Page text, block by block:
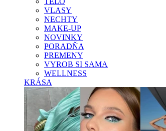
VLASY
NECHTY
MAKE-UP
NOVINKY
PORADŇA
PREMENY
VYROB SI SAMA
WELLNESS
KRÁSA